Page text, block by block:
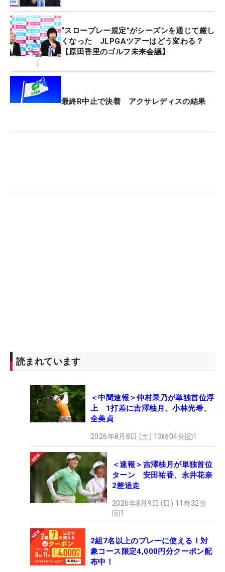
なり、稲見のみが処罰された。「遅いのが悪かった
けれど、ちゃんと理解できていたら…」と反省す
る。
この日は5バーディ・5ボギー・1トリプルボギーの
「74」と出入りの激しい一日になった。「自分のゴ
ルフ自体は悪くなかったけれど、コースやショート
ゲームが難しくてボギーになった」と振り返る。シ
“スロープレー規定”がシーズンを通じて厳し
くなった JLPGAツアーはどう変わる？
【原田香里のゴルフ未来会議】
最終R中止で決着 アクサレディスの結果
読まれています
＜中間速報＞仲村果乃が単独首位浮
上 1打差に吉澤柚月、小林光希、
全美貞
2026年8月8日 (土) 13時04分 1
＜速報＞吉澤柚月が単独首位
ターン 安田祐香、永井花奈
2差追走
2026年8月9日 (日) 11時32分
1
2組7名以上のプレーに使える！対
象コース限定4,000円分クーポン配
布中！